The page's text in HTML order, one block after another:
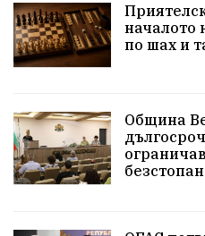
Здравословно
Актуално
Красиво Ветрино
Детски лагер Вяра
началото
по шах и
Община